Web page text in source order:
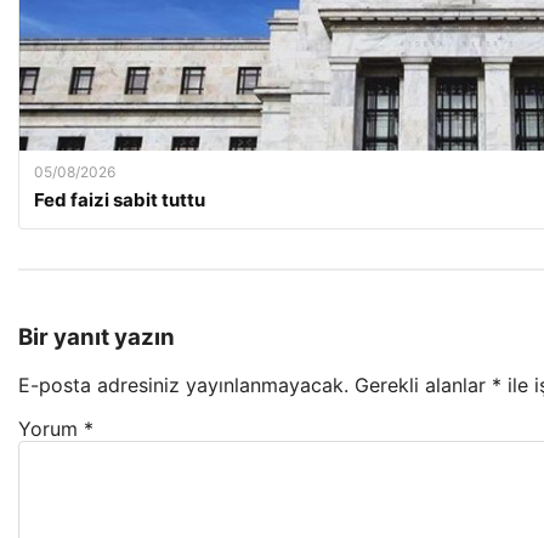
05/08/2026
Fed faizi sabit tuttu
Bir yanıt yazın
E-posta adresiniz yayınlanmayacak. Gerekli alanlar * ile
Yorum *